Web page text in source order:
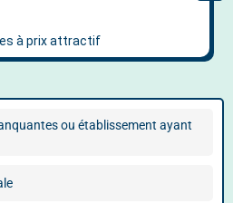
ou établissement ayant